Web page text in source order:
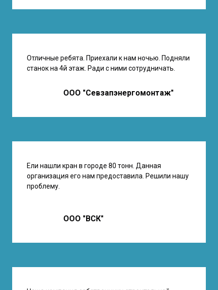
Отличные ребята. Приехали к нам ночью. Подняли
станок на 4й этаж. Ради с ними сотрудничать.
ООО "Севзапэнергомонтаж"
Ели нашли кран в городе 80 тонн. Данная
организация его нам предоставила. Решили нашу
проблему.
ООО "ВСК"